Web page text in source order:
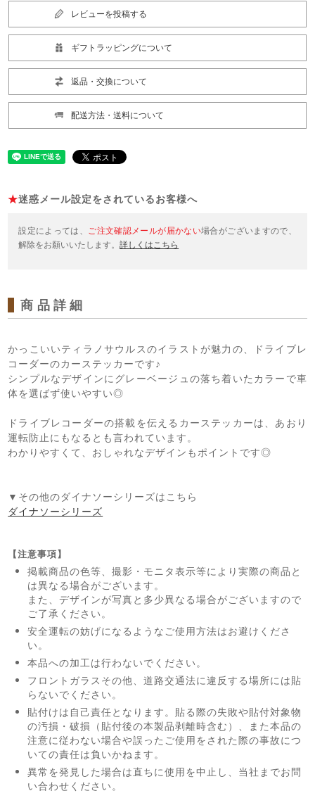
レビューを投稿する
ギフトラッピングについて
返品・交換について
配送方法・送料について
★迷惑メール設定をされているお客様へ
設定によっては、 ご注文確認メールが届かない場合がございますので、
解除をお願いいたします。詳しくはこちら
商品詳細
かっこいいティラノサウルスのイラストが魅力の、ドライブレ
コーダーのカーステッカーです♪
シンプルなデザインにグレーベージュの落ち着いたカラーで車
体を選ばず使いやすい◎
ドライブレコーダーの搭載を伝えるカーステッカーは、あおり
運転防止にもなるとも言われています。
わかりやすくて、おしゃれなデザインもポイントです◎
▼その他のダイナソーシリーズはこちら
ダイナソーシリーズ
【注意事項】
掲載商品の色等、撮影・モニタ表示等により実際の商品と
は異なる場合がございます。
また、デザインが写真と多少異なる場合がございますので
ご了承ください。
安全運転の妨げになるようなご使用方法はお避けくださ
い。
本品への加工は行わないでください。
フロントガラスその他、道路交通法に違反する場所には貼
らないでください。
貼付けは自己責任となります。貼る際の失敗や貼付対象物
の汚損・破損（貼付後の本製品剥離時含む）、また本品の
注意に従わない場合や誤ったご使用をされた際の事故につ
いての責任は負いかねます。
異常を発見した場合は直ちに使用を中止し、当社までお問
い合わせください。